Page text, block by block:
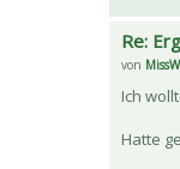
Re:
von
Ich
Hatte